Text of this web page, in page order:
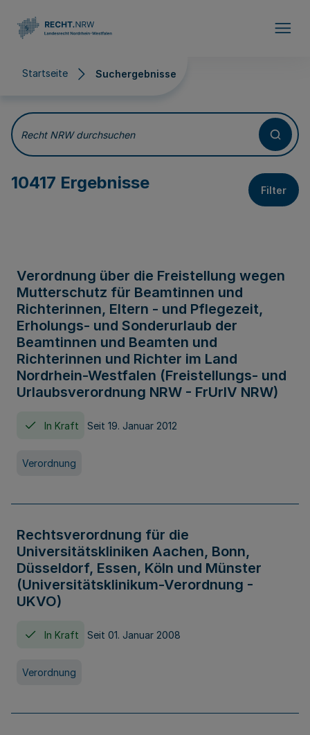
Startseite Suchergebnisse
Suchergebnisse
Recht NRW durchsuchen
10417 Ergebnisse Filter
Verordnung über die Freistellung wegen
Mutterschutz für Beamtinnen und
Richterinnen, Eltern - und Pflegezeit,
Erholungs- und Sonderurlaub der
Beamtinnen und Beamten und
Richterinnen und Richter im Land
Nordrhein-Westfalen (Freistellungs- und
Urlaubsverordnung NRW - FrUrlV NRW)
In Kraft Seit 19. Januar 2012
Verordnung
Rechtsverordnung für die
Universitätskliniken Aachen, Bonn,
Düsseldorf, Essen, Köln und Münster
(Universitätsklinikum-Verordnung -
UKVO)
In Kraft Seit 01. Januar 2008
Verordnung